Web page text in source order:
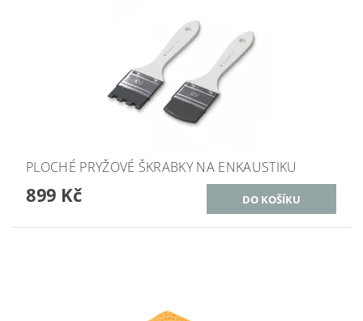
PLOCHÉ PRYŽOVÉ ŠKRABKY NA ENKAUSTIKU
899 Kč